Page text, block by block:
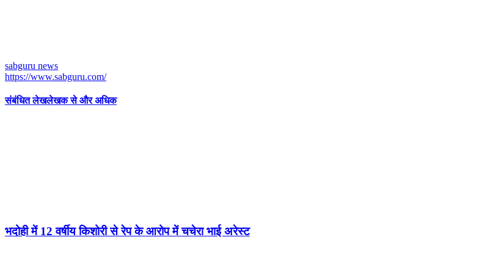
sabguru news
https://www.sabguru.com/
संबंधित लेखलेखक से और अधिक
भदोही में 12 वर्षीय किशोरी से रेप के आरोप में चचेरा भाई अरेस्ट